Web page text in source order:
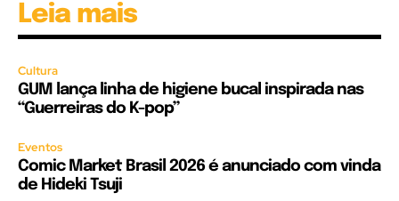
Leia mais
Cultura
GUM lança linha de higiene bucal inspirada nas
“Guerreiras do K-pop”
Eventos
Comic Market Brasil 2026 é anunciado com vinda
de Hideki Tsuji